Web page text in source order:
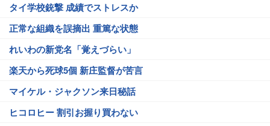
タイ学校銃撃 成績でストレスか
正常な組織を誤摘出 重篤な状態
れいわの新党名「覚えづらい」
楽天から死球5個 新庄監督が苦言
マイケル・ジャクソン来日秘話
ヒコロヒー 割引お握り買わない